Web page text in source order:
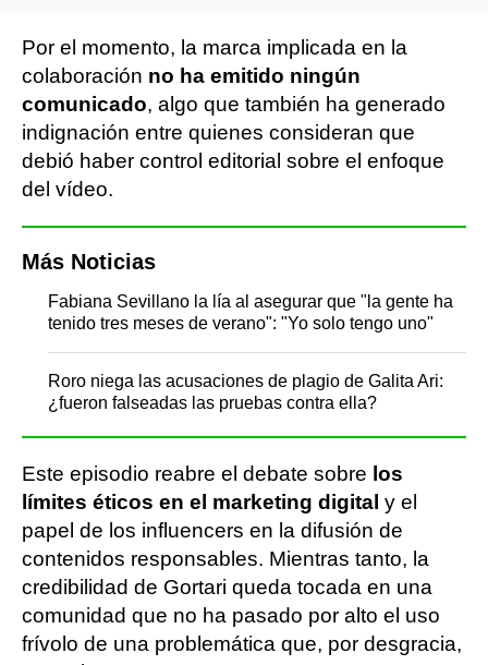
Por el momento, la marca implicada en la
colaboración no ha emitido ningún
comunicado, algo que también ha generado
indignación entre quienes consideran que
debió haber control editorial sobre el enfoque
del vídeo.
Más Noticias
Fabiana Sevillano la lía al asegurar que "la gente ha
tenido tres meses de verano": "Yo solo tengo uno"
Roro niega las acusaciones de plagio de Galita Ari:
¿fueron falseadas las pruebas contra ella?
Este episodio reabre el debate sobre los
límites éticos en el marketing digital y el
papel de los influencers en la difusión de
contenidos responsables. Mientras tanto, la
credibilidad de Gortari queda tocada en una
comunidad que no ha pasado por alto el uso
frívolo de una problemática que, por desgracia,